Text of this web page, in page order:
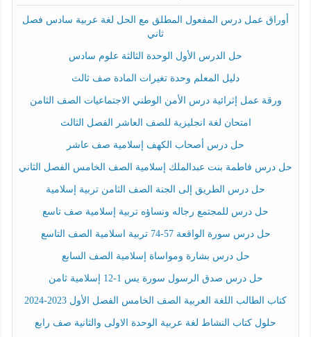
أوراق عمل درس المفعول المطلق مع الحل لغة عربية سادس فصل
ثاني
حل الدرس الأول الوحدة الثالثة علوم سادس
دليل المعلم وحدة تغيرات المادة صف ثالث
ورقة عمل إثرائية درس الأمن الوطني الاجتماعيات الصف الثامن
امتحان لغة انجليزية للصف العاشر الفصل الثالث
حل درس أصحاب الكهف إسلامية صف عاشر
حل درس فاطمة بنت عبدالملك إسلامية الصف الخامس الفصل الثاني
حل درس الطريق إلى الجنة الصف الثامن تربية إسلامية
حل درس للمجتمع رجاله ونساؤه تربية إسلامية صف تاسع
حل درس سورة الواقعة 57-74 تربية اسلامية الصف التاسع
حل درس بشارة ومواساة إسلامية الصف السابع
حل درس صدق الرسول سورة يس 1-12 إسلامية ثامن
كتاب الطالب اللغة العربية الصف الخامس الفصل الأول 2023-2024
حلول كتاب النشاط لغة عربية الوحدة الاولى والثانية صف رابع